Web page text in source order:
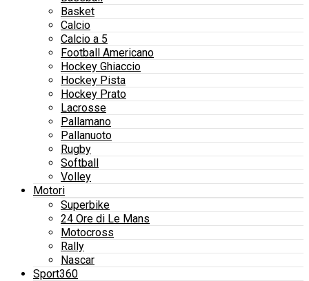
Basket
Calcio
Calcio a 5
Football Americano
Hockey Ghiaccio
Hockey Pista
Hockey Prato
Lacrosse
Pallamano
Pallanuoto
Rugby
Softball
Volley
Motori
Superbike
24 Ore di Le Mans
Motocross
Rally
Nascar
Sport360